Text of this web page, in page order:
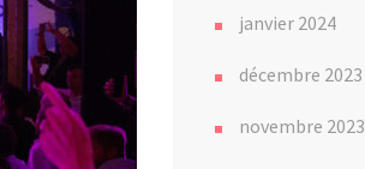
janvier 2024
décembre 2023
novembre 2023